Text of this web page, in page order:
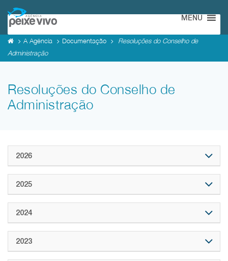
MENU
A Agência Documentação
Resoluções do Conselho de
Administração
Resoluções do Conselho de
Administração
2026
2025
2024
2023